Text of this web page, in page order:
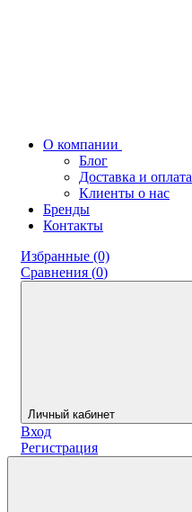
О компании
Блог
Доставка и оплата
Клиенты о нас
Бренды
Контакты
Избранные (0)
Сравнения (0)
Личный кабинет
Вход
Регистрация